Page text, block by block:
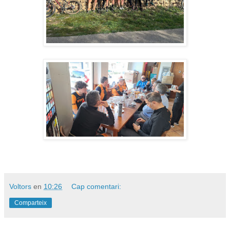
Voltors en 10:26 Cap comentari:
Comparteix